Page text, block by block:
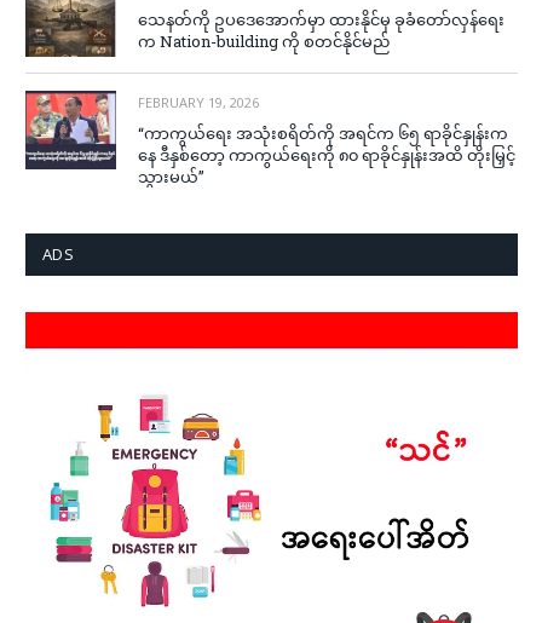
သေနတ်ကို ဥပဒေအောက်မှာ ထားနိုင်မှ ခုခံတော်လှန်ရေး
က Nation-building ကို စတင်နိုင်မည်
FEBRUARY 19, 2026
“ကာကွယ်ရေး အသုံးစရိတ်ကို အရင်က ၆၅ ရာခိုင်နှုန်းက
နေ ဒီနှစ်တော့ ကာကွယ်ရေးကို ၈၀ ရာခိုင်နှုန်းအထိ တိုးမြှင့်
သွားမယ်”
ADS